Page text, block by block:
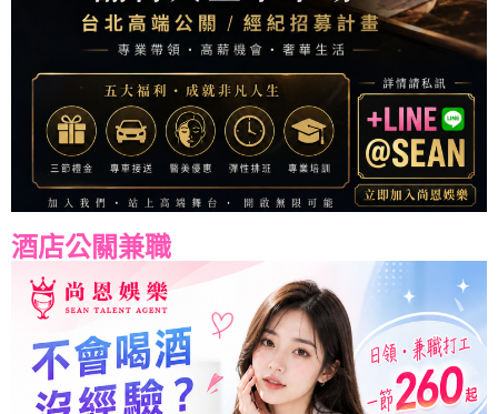
酒店公關兼職